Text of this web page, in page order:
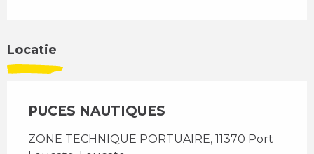
Locatie
PUCES NAUTIQUES
ZONE TECHNIQUE PORTUAIRE, 11370 Port